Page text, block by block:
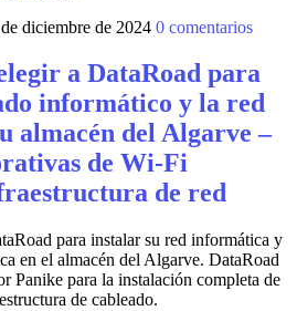
diciembre de 2024 0 comentarios
a DataRoad para
informático y la red
almacén del Algarve –
de Wi-Fi
de red
para instalar su red informática y
en el almacén del Algarve. DataRoad
Panike para la instalación completa de
de cableado.